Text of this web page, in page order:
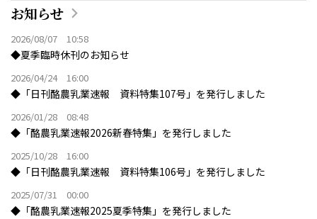
お知らせ
2026/08/07 10:58
◆夏季臨時休刊のお知らせ
2026/04/24 16:00
◆「日刊酪農乳業速報 資料特集107号」を発行しました
2026/01/28 08:48
◆「酪農乳業速報2026新春特集」を発行しました
2025/10/28 16:00
◆「日刊酪農乳業速報 資料特集106号」を発行しました
2025/07/31 00:00
◆「酪農乳業速報2025夏季特集」を発行しました